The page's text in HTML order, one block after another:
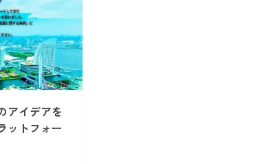
アイデアを
ットフォー